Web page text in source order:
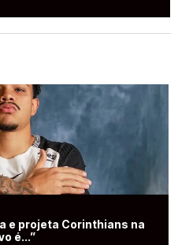
e projeta Corinthians na
é...”